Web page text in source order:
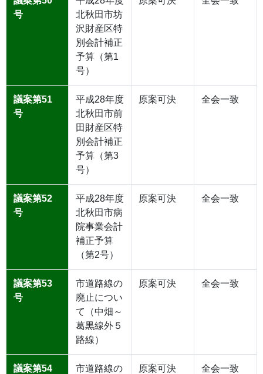
号
北秋田市坊
沢財産区特
別会計補正
予算（第1
号）
議案第51
号
平成28年度
北秋田市前
田財産区特
別会計補正
予算（第3
号）
原案可決 全会一致
議案第52
号
平成28年度
北秋田市病
院事業会計
補正予算
（第2号）
原案可決 全会一致
議案第53
号
市道路線の
廃止につい
て（中畑～
葛黒線外５
路線）
原案可決 全会一致
議案第54
市道路線の
原案可決 全会一致